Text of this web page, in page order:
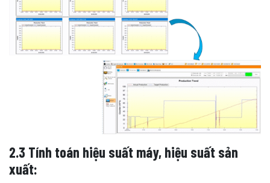
2.3 Tính toán hiệu suất máy, hiệu suất sản
xuất: